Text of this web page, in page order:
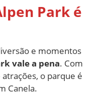
Park é
e momentos
vale a pena. Com
o parque é
Canela.